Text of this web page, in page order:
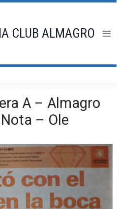
CLUB ALMAGRO
A – Almagro
– Ole